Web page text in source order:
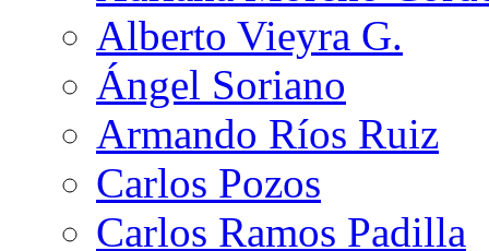
Alberto Vieyra G.
Ángel Soriano
Armando Ríos Ruiz
Carlos Pozos
Carlos Ramos Padilla